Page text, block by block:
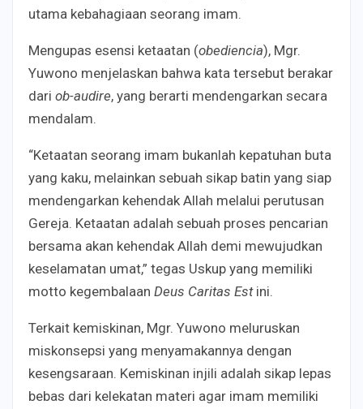
utama kebahagiaan seorang imam.
Mengupas esensi ketaatan (obediencia), Mgr.
Yuwono menjelaskan bahwa kata tersebut berakar
dari ob-audire, yang berarti mendengarkan secara
mendalam.
“Ketaatan seorang imam bukanlah kepatuhan buta
yang kaku, melainkan sebuah sikap batin yang siap
mendengarkan kehendak Allah melalui perutusan
Gereja. Ketaatan adalah sebuah proses pencarian
bersama akan kehendak Allah demi mewujudkan
keselamatan umat,” tegas Uskup yang memiliki
motto kegembalaan Deus Caritas Estini.
Terkait kemiskinan, Mgr. Yuwono meluruskan
miskonsepsi yang menyamakannya dengan
kesengsaraan. Kemiskinan injili adalah sikap lepas
bebas dari kelekatan materi agar imam memiliki